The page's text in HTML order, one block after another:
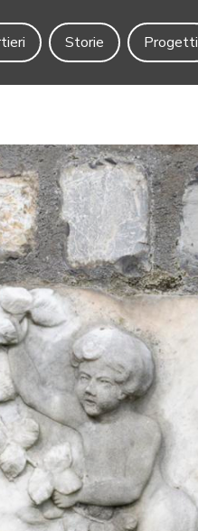
Storie Progetti